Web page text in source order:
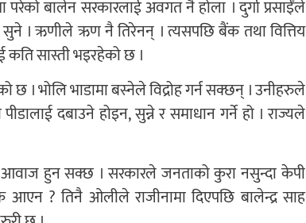
परेको बालेन सरकारलाई अवगत नै होला । दुर्गा प्रसाईँले
। ऋणीले ऋण नै तिरेनन् । त्यसपछि बैंक तथा वित्तिय
सास्ती भइरहेको छ ।
छ । भोलि भाडामा बस्नेले विद्रोह गर्न सक्छन् । उनीहरुले
दबाउने होइन, सुन्ने र समाधान गर्ने हो । राज्यले
आवाज हुन सक्छ । सरकारले जनताको कुरा नसुन्दा केपी
आएन ? तिनै ओलीले राजीनामा दिएपछि बालेन्द्र साह